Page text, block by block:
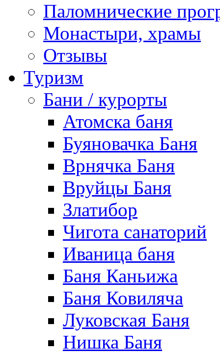
Паломнические
Монастыри, храмы
Отзывы
Туризм
Бани / курорты
Атомска баня
Буяновачка Баня
Врнячка Баня
Вруйцы Баня
Златибор
Чигота санаторий
Иваница баня
Баня Каньижа
Баня Ковиляча
Луковская Баня
Нишка Баня